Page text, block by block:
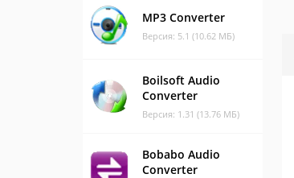
MP3 Converter
Версия: 5.1 (10.62 МБ)
Boilsoft Audio
Converter
Версия: 1.31 (13.76 МБ)
Bobabo Audio
Converter